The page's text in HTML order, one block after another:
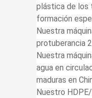
plástica de los
formación
Nuestra
protuberancia
Nuestra
agua en
maduras en
Nuestro